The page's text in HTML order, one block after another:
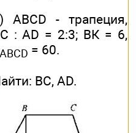
ABCD - трапеция,
: AD = 2:3; ВК = 6,
ABCD = 60.
ВС, AD.